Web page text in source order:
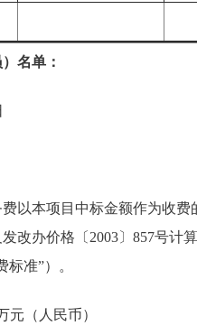
名单：
以本项目中标金额作为收
改办价格〔2003〕857号
准”）。
元（人民币）